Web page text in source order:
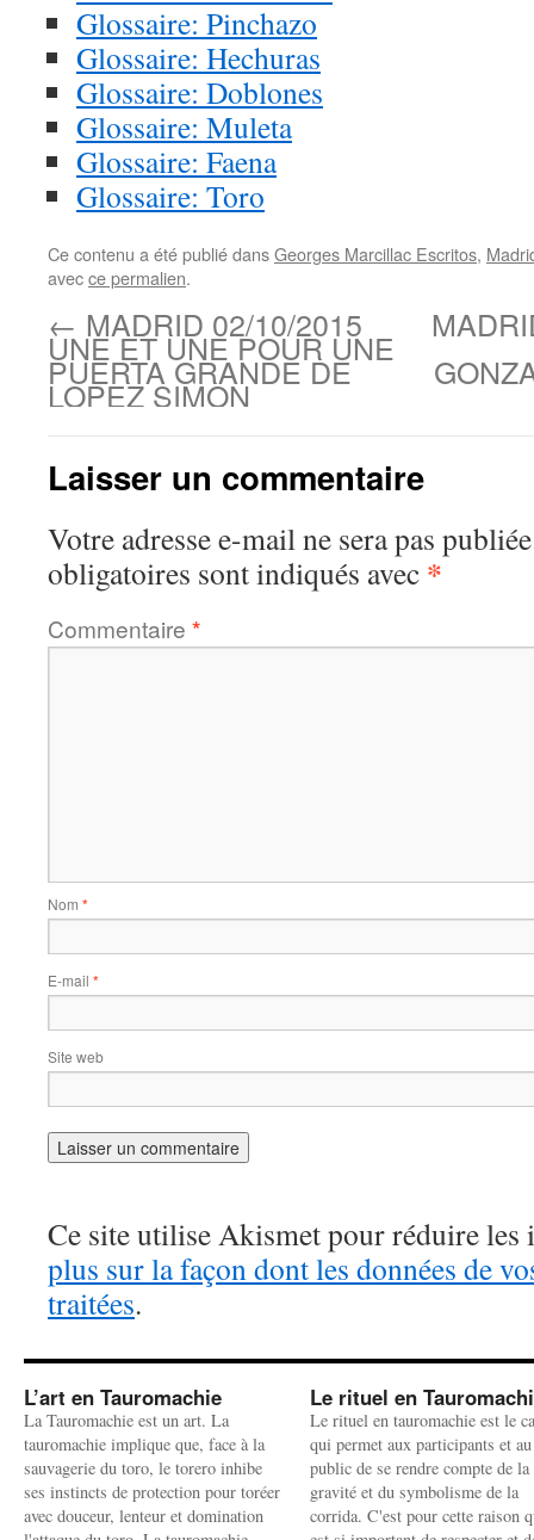
Glossaire: Pinchazo
Glossaire: Hechuras
Glossaire: Doblones
Glossaire: Muleta
Glossaire: Faena
Glossaire: Toro
Ce contenu a été publié dansGeorges Marcillac Escritos,
avecce permalien.
← MADRID 02/10/2015
UNE ET UNE POUR UNE
PUERTA GRANDE DE
LOPEZ SIMON
Laisser un commentaire
Votre adresse e-mail ne sera pas
obligatoires sont indiqués avec *
Commentaire *
Nom *
E-mail *
Site web
Ce site utilise Akismet pour réduire les
plus sur la façon dont les données de
traitées.
L’art en Tauromachie
La Tauromachie est un art. La
tauromachie implique que, face à la
sauvagerie du toro, le torero inhibe
ses instincts de protection pour toréer
avec douceur, lenteur et domination
Le rituel en
Le rituel en tauromachie est le
qui permet aux participants et au
public de se rendre compte de la
gravité et du symbolisme de la
corrida. C'est pour cette raison